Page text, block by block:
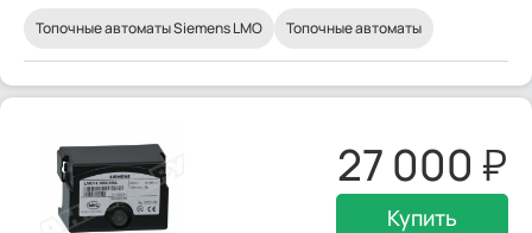
Топочные автоматы Siemens LMO Топочные автоматы
27 000
Купить